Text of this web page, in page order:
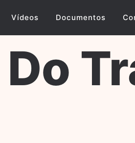
Vídeos Documentos